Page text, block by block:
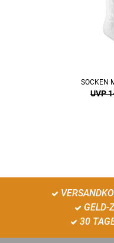
SOCKEN
UVP
GELD-
30